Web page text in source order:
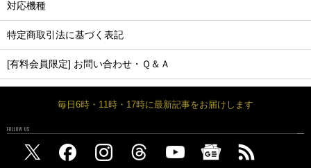
対応機種
特定商取引法に基づく表記
[有料会員限定] お問い合わせ・Ｑ＆Ａ
毎日6時・11時・17時に最新記事をお届けします
FOLLOW US